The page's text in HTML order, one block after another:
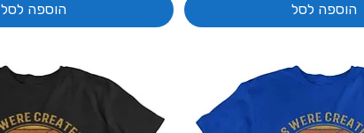
הוספה לסל הוספה לסל